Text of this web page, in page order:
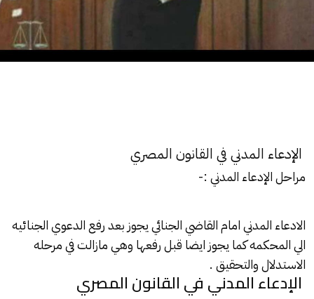
الإدعاء المدني في القانون المصري
مراحل الإدعاء المدني :-
الادعاء المدنيامام القاضي الجنائي يجوز بعد رفع الدعوي الجنائيه
الي المحكمه كما يجوز ايضا قبل رفعها وهي مازالت في مرحله
الاستدلال والتحقيق .
الإدعاء المدني في القانون المصري